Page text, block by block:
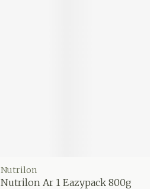
Nutrilon
Nutrilon Ar 1 Eazypack 800g